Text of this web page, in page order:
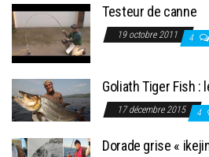
Testeur de canne
19 octobre 2011 4
Goliath Tiger Fish :
17 décembre 2015 4
Dorade grise «